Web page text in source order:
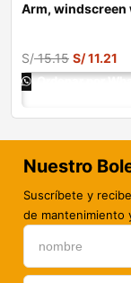
Arm, windscreen
S/15.15 S/11.21
Ordenar por
Nuestro
Suscríbete y
de mantenimiento